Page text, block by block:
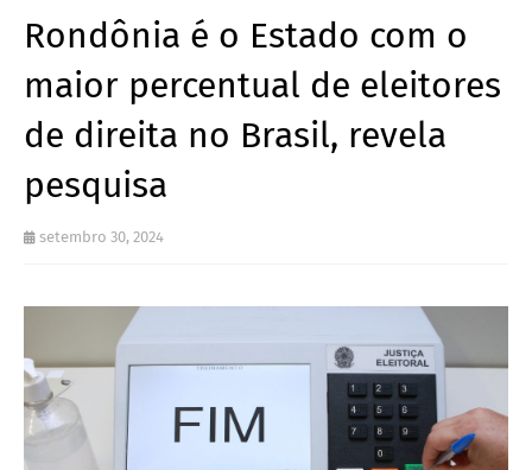
Rondônia é o Estado com o
maior percentual de eleitores
de direita no Brasil, revela
pesquisa
setembro 30, 2024